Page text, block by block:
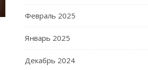
Февраль 2025
Январь 2025
Декабрь 2024